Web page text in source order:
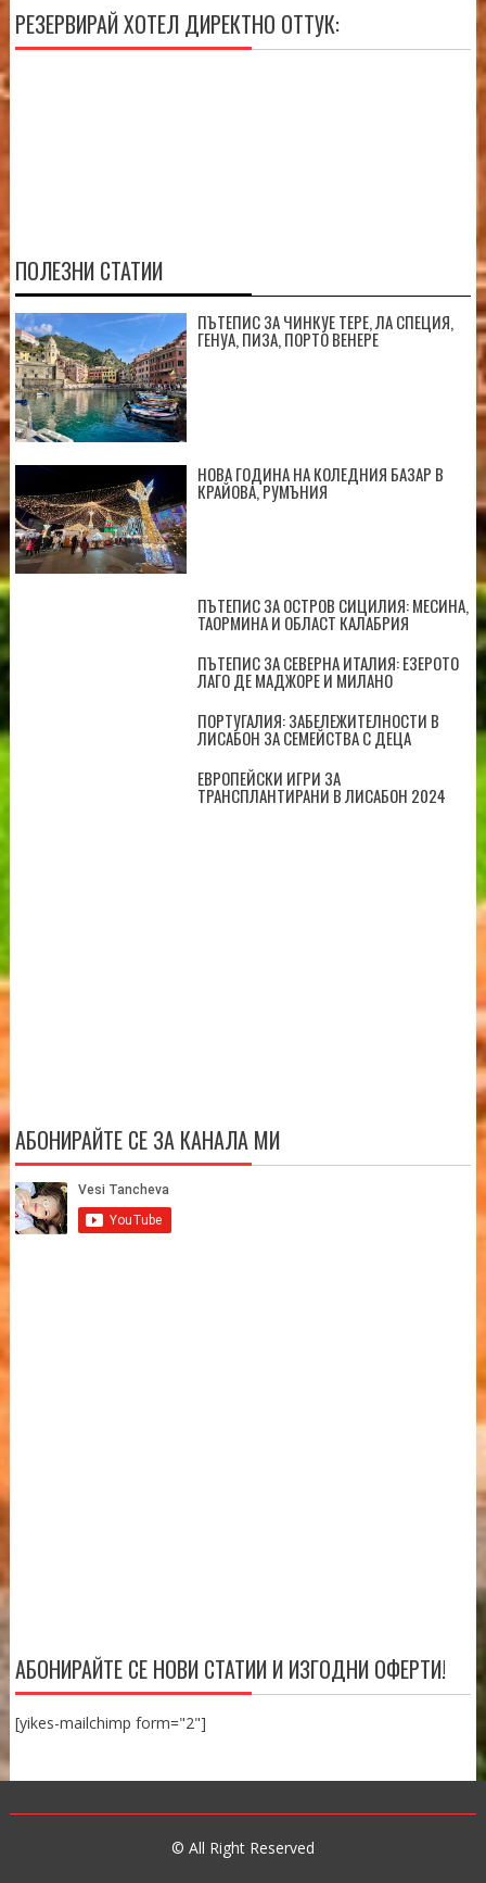
РЕЗЕРВИРАЙ ХОТЕЛ ДИРЕКТНО ОТТУК:
ПОЛЕЗНИ СТАТИИ
ПЪТЕПИС ЗА ЧИНКУЕ ТЕРЕ, ЛА СПЕЦИЯ,
ГЕНУА, ПИЗА, ПОРТО ВЕНЕРЕ
НОВА ГОДИНА НА КОЛЕДНИЯ БАЗАР В
КРАЙОВА, РУМЪНИЯ
ПЪТЕПИС ЗА ОСТРОВ СИЦИЛИЯ: МЕСИНА,
ТАОРМИНА И ОБЛАСТ КАЛАБРИЯ
ПЪТЕПИС ЗА СЕВЕРНА ИТАЛИЯ: ЕЗЕРОТО
ЛАГО ДЕ МАДЖОРЕ И МИЛАНО
ПОРТУГАЛИЯ: ЗАБЕЛЕЖИТЕЛНОСТИ В
ЛИСАБОН ЗА СЕМЕЙСТВА С ДЕЦА
ЕВРОПЕЙСКИ ИГРИ ЗА
ТРАНСПЛАНТИРАНИ В ЛИСАБОН 2024
АБОНИРАЙТЕ СЕ ЗА КАНАЛА МИ
АБОНИРАЙТЕ СЕ НОВИ СТАТИИ И ИЗГОДНИ ОФЕРТИ!
[yikes-mailchimp form="2"]
© All Right Reserved